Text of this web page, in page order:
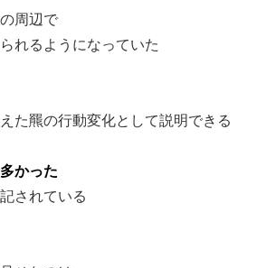
周辺で
れるようになっていた
た羆の行動変化として説明できる
かった
されている